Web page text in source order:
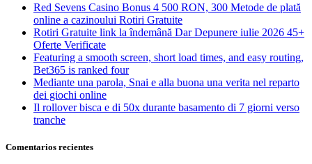
Red Sevens Casino Bonus 4 500 RON, 300 Metode de plată
online a cazinoului Rotiri Gratuite
Rotiri Gratuite link la îndemână Dar Depunere iulie 2026 45+
Oferte Verificate
Featuring a smooth screen, short load times, and easy routing,
Bet365 is ranked four
Mediante una parola, Snai e alla buona una verita nel reparto
dei giochi online
Il rollover bisca e di 50x durante basamento di 7 giorni verso
tranche
Comentarios recientes